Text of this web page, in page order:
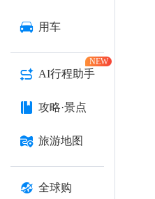
用车
AI行程助手
NEW
攻略·景点
旅游地图
全球购